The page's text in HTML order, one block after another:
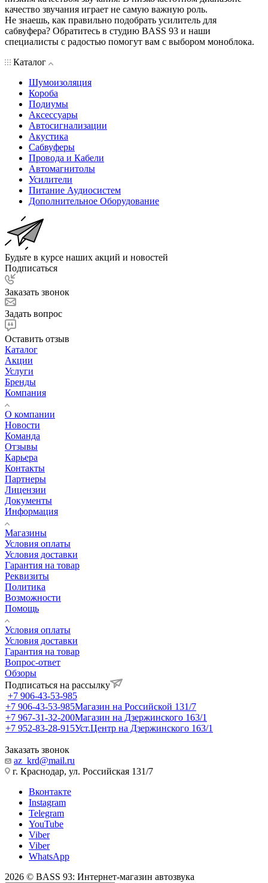
качество звучания играет не самую важную роль.
Не знаешь, как правильно подобрать усилитель для
сабвуфера? Обратитесь в студию BASS 93 и наши
специалисты с радостью помогут вам с выбором моноблока.
Каталог
Шумоизоляция
Короба
Подиумы
Аксессуары
Автосигнализации
Акустика
Сабвуферы
Провода и Кабели
Автомагнитолы
Усилители
Питание Аудиосистем
Дополнительное Оборудование
Будьте в курсе наших акций и новостей
Подписаться
Заказать звонок
Задать вопрос
Оставить отзыв
Каталог
Акции
Услуги
Бренды
Компания
О компании
Новости
Команда
Отзывы
Карьера
Контакты
Партнеры
Лицензии
Документы
Информация
Магазины
Условия оплаты
Условия доставки
Гарантия на товар
Реквизиты
Политика
Возможности
Помощь
Условия оплаты
Условия доставки
Гарантия на товар
Вопрос-ответ
Обзоры
Подписаться на рассылку
+7 906-43-53-985
+7 906-43-53-985Магазин на Российской 131/7
+7 967-31-32-200Магазин на Дзержинского 163/1
+7 952-83-28-915Уст.Центр на Дзержинского 163/1
Заказать звонок
az_krd@mail.ru
г. Краснодар, ул. Российская 131/7
Вконтакте
Instagram
Telegram
YouTube
Viber
Viber
WhatsApp
2026 © BASS 93: Интернет-магазин автозвука